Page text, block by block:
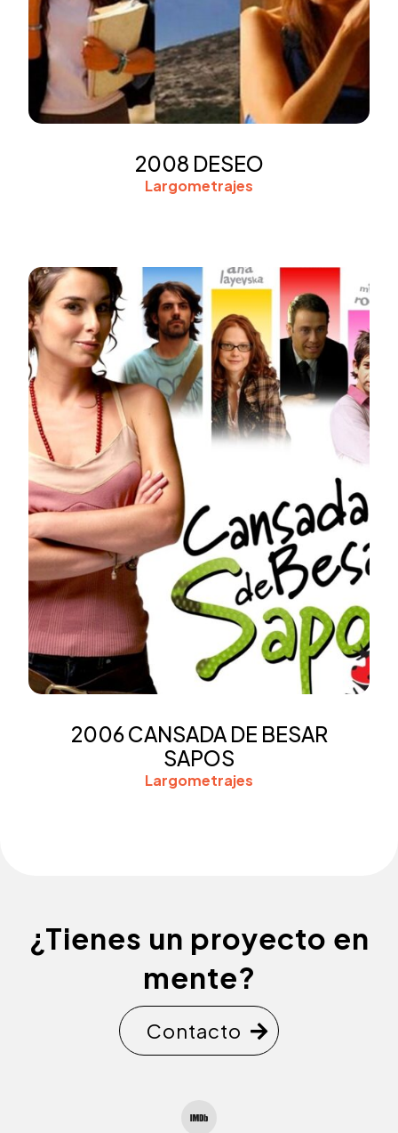
2008 DESEO
Largometrajes
2006 CANSADA DE BESAR
SAPOS
Largometrajes
¿Tienes un proyecto en
mente?
Contacto